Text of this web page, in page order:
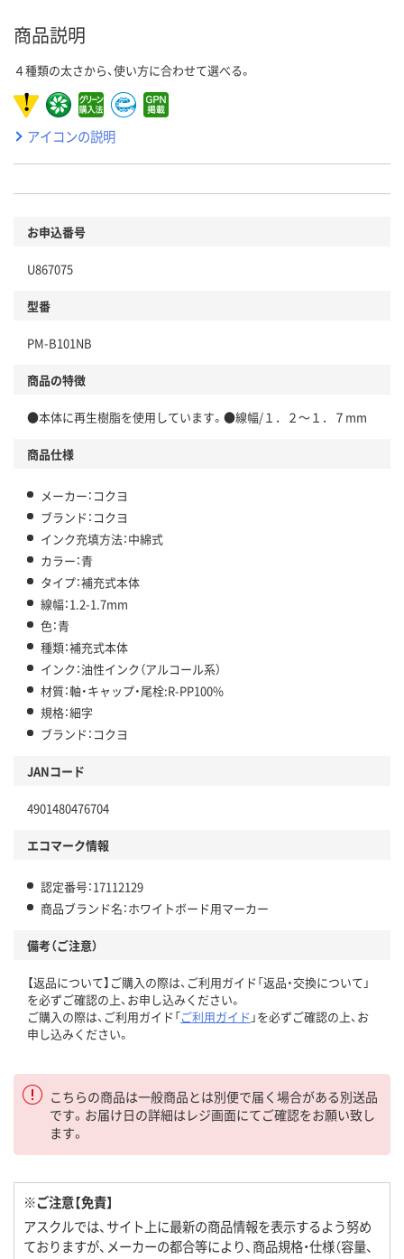
商品説明
４種類の太さから、使い方に合わせて選べる。
アイコンの説明
お申込番号
U867075
型番
PM-B101NB
商品の特徴
●本体に再生樹脂を使用しています。●線幅/１．２～１．７mm
商品仕様
メーカー：コクヨ
ブランド：コクヨ
インク充填方法：中綿式
カラー：青
タイプ：補充式本体
線幅：1.2-1.7mm
色：青
種類：補充式本体
インク：油性インク（アルコール系）
材質：軸・キャップ・尾栓:R-PP100%
規格：細字
ブランド：コクヨ
JANコード
4901480476704
エコマーク情報
認定番号：17112129
商品ブランド名：ホワイトボード用マーカー
備考（ご注意）
【返品について】ご購入の際は、ご利用ガイド「返品・交換について」
を必ずご確認の上、お申し込みください。
ご購入の際は、ご利用ガイド「ご利用ガイド 」を必ずご確認の上、お
申し込みください。
こちらの商品は一般商品とは別便で届く場合がある別送品
です。お届け日の詳細はレジ画面にてご確認をお願い致し
ます。
※ご注意【免責】
アスクルでは、サイト上に最新の商品情報を表示するよう努め
ておりますが、メーカーの都合等により、商品規格・仕様（容量、